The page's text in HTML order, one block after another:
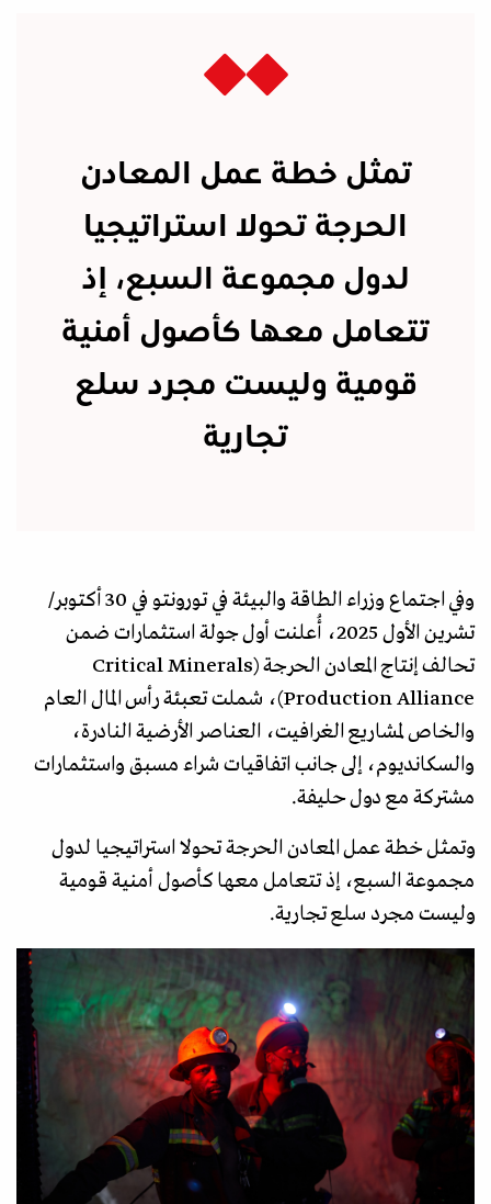
تمثل خطة عمل المعادن
الحرجة تحولا استراتيجيا
لدول مجموعة السبع، إذ
تتعامل معها كأصول أمنية
قومية وليست مجرد سلع
تجارية
وفي اجتماع وزراء الطاقة والبيئة في تورونتو في 30 أكتوبر/
تشرين الأول 2025، أُعلنت أول جولة استثمارات ضمن
تحالف إنتاج المعادن الحرجة (Critical Minerals
Production Alliance)، شملت تعبئة رأس المال العام
والخاص لمشاريع الغرافيت، العناصر الأرضية النادرة،
والسكانديوم، إلى جانب اتفاقيات شراء مسبق واستثمارات
مشتركة مع دول حليفة.
وتمثل خطة عمل المعادن الحرجة تحولا استراتيجيا لدول
مجموعة السبع، إذ تتعامل معها كأصول أمنية قومية
وليست مجرد سلع تجارية.